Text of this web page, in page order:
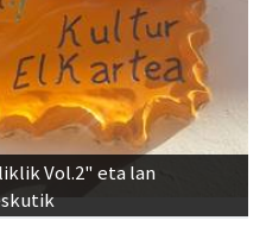
Vol.2" eta lan